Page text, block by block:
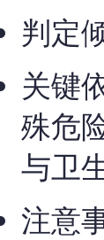
判定
关键
殊危
与卫
注意